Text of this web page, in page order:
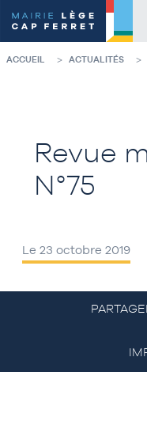
au
contenu
de
la
au
pied
de
page
ACCUEIL ACTUALITÉS
Revue
N°75
Le 23 octobre 2019